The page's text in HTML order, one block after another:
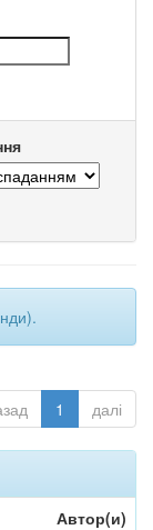
1 далі
Автор(и)